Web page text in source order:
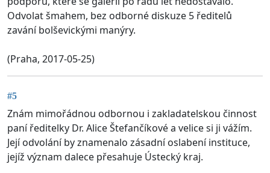
Odvolat šmahem, bez odborné diskuze 5 ředitelů
zavání bolševickými manýry.
(Praha, 2017-05-25)
#5
Znám mimořádnou odbornou i zakladatelskou činnost
paní ředitelky Dr. Alice Štefančíkové a velice si ji vážím.
Její odvolání by znamenalo zásadní oslabení instituce,
jejíž význam dalece přesahuje Ústecký kraj.